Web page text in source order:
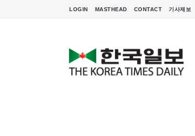
LOGIN MASTHEAD CONTACT 기사제보